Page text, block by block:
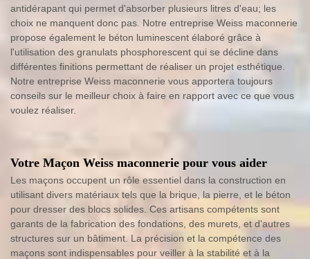
antidérapant qui permet d'absorber plusieurs litres d'eau; les
choix ne manquent donc pas. Notre entreprise Weiss maconnerie
propose également le béton luminescent élaboré grâce à
l'utilisation des granulats phosphorescent qui se décline dans
différentes finitions permettant de réaliser un projet esthétique.
Notre entreprise Weiss maconnerie vous apportera toujours
conseils sur le meilleur choix à faire en rapport avec ce que vous
voulez réaliser.
Votre Maçon Weiss maconnerie pour vous aider
Les maçons occupent un rôle essentiel dans la construction en
utilisant divers matériaux tels que la brique, la pierre, et le béton
pour dresser des blocs solides. Ces artisans compétents sont
garants de la fabrication des fondations, des murets, et d'autres
structures sur un bâtiment. La précision et la compétence des
maçons sont indispensables pour veiller à la stabilité et à la